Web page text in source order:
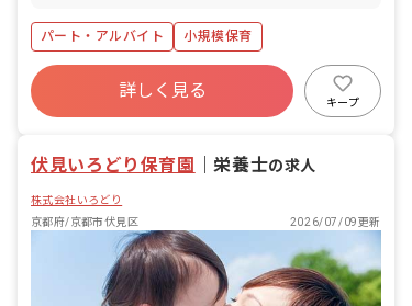
パート・アルバイト 小規模保育
詳しく見る
キープ
伏見いろどり保育園 栄養士の求人
株式会社いろどり
京都府/京都市伏見区
2026/07/09更新